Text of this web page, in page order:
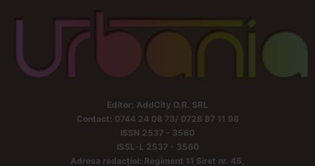
Editor: AddCity O.R. SRL
Contact: 0744 24 08 73/ 0728 87 11 98
ISSN 2537 - 3560
ISSL-L 2537 - 3560
Adresa redacției: Regiment 11 Siret nr. 45,